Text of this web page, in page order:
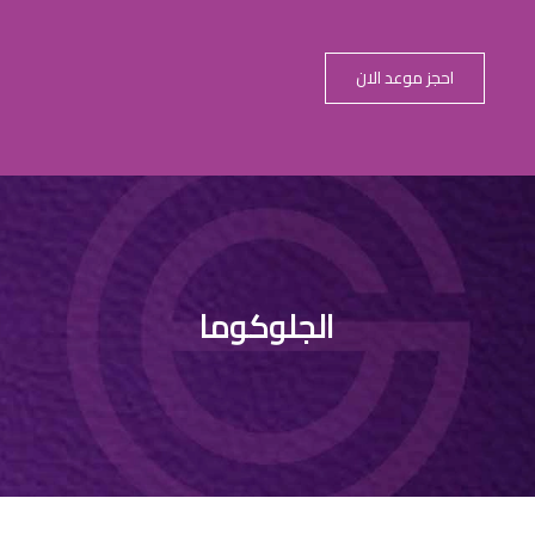
احجز موعد الان
المياه
الجلوكوما